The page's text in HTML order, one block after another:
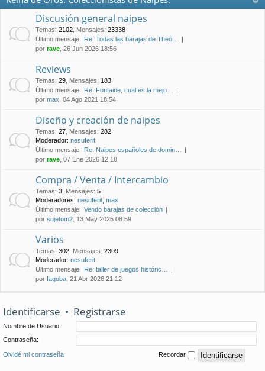
Discusión general naipes
Temas: 2102 Mensajes: 23338
Último mensaje: Re: Todas las barajas de Theo…
por rave , 26 Jun 2026 18:56
Reviews
Temas: 29 Mensajes: 183
Último mensaje: Re: Fontaine, cual es la mejo…
por max , 04 Ago 2021 18:54
Diseño y creación de naipes
Temas: 27 Mensajes: 282
Moderador: nesuferit
Último mensaje: Re: Naipes españoles de domin…
por rave , 07 Ene 2026 12:18
Compra / Venta / Intercambio
Temas: 3 Mensajes: 5
Moderadores: nesuferit max
Último mensaje: Vendo barajas de colección
por sujetom2 , 13 May 2025 08:59
Varios
Temas: 302 Mensajes: 2309
Moderador: nesuferit
Último mensaje: Re: taller de juegos históric…
por Iagoba , 21 Abr 2026 21:12
Identificarse • Registrarse
Nombre de Usuario:
Contraseña:
Olvidé mi contraseña Recordar